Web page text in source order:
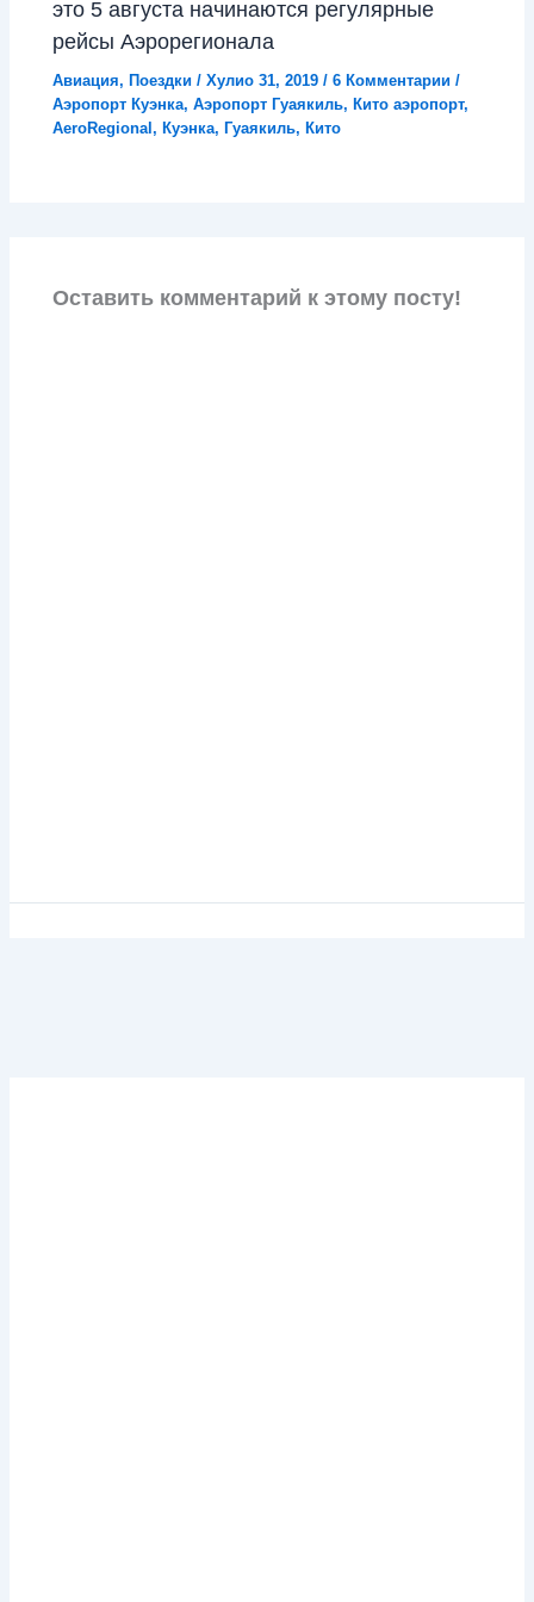
это 5 августа начинаются регулярные
рейсы Аэрорегионала
Авиация, Поездки /Хулио 31, 2019/6 Комментарии /
Аэропорт Куэнка,Аэропорт Гуаякиль, Кито аэропорт,
AeroRegional, Куэнка, Гуаякиль, Кито
Оставить комментарий к этому посту!